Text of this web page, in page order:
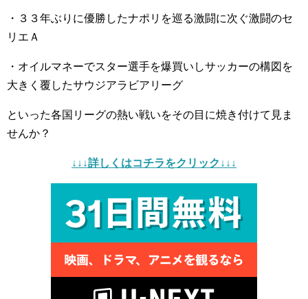
・３３年ぶりに優勝したナポリを巡る激闘に次ぐ激闘のセ
リエＡ
・オイルマネーでスター選手を爆買いしサッカーの構図を
大きく覆したサウジアラビアリーグ
といった各国リーグの熱い戦いをその目に焼き付けて見ま
せんか？
↓↓↓詳しくはコチラをクリック↓↓↓